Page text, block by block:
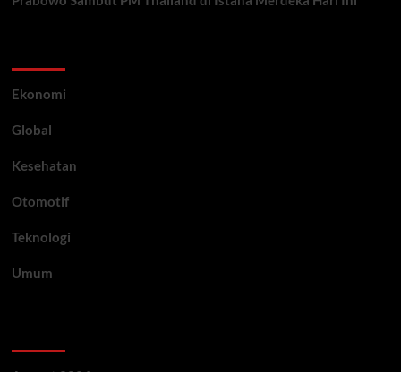
Ekonomi
Global
Kesehatan
Otomotif
Teknologi
Umum